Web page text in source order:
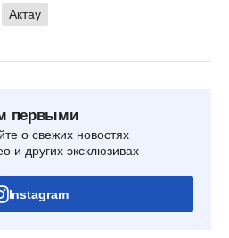
Актау
первыми
о свежих новостях
и других эксклюзивах
Instagram